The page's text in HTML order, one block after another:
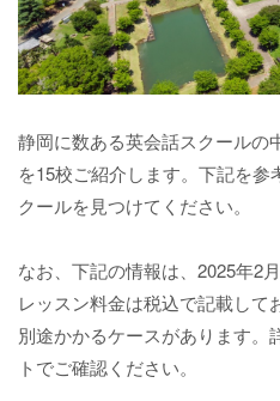
静岡に数ある英会話スクールの
を15校ご紹介します。下記を
クールを見つけてください。
なお、下記の情報は、2025年2
レッスン料金は税込で記載し
別途かかるケースがあります。
トでご確認ください。